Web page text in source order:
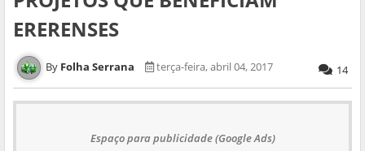
ERERENSES
Folha Serrana terça-feira, abril 04, 2017 14
Espaço para publicidade (Google Ads)